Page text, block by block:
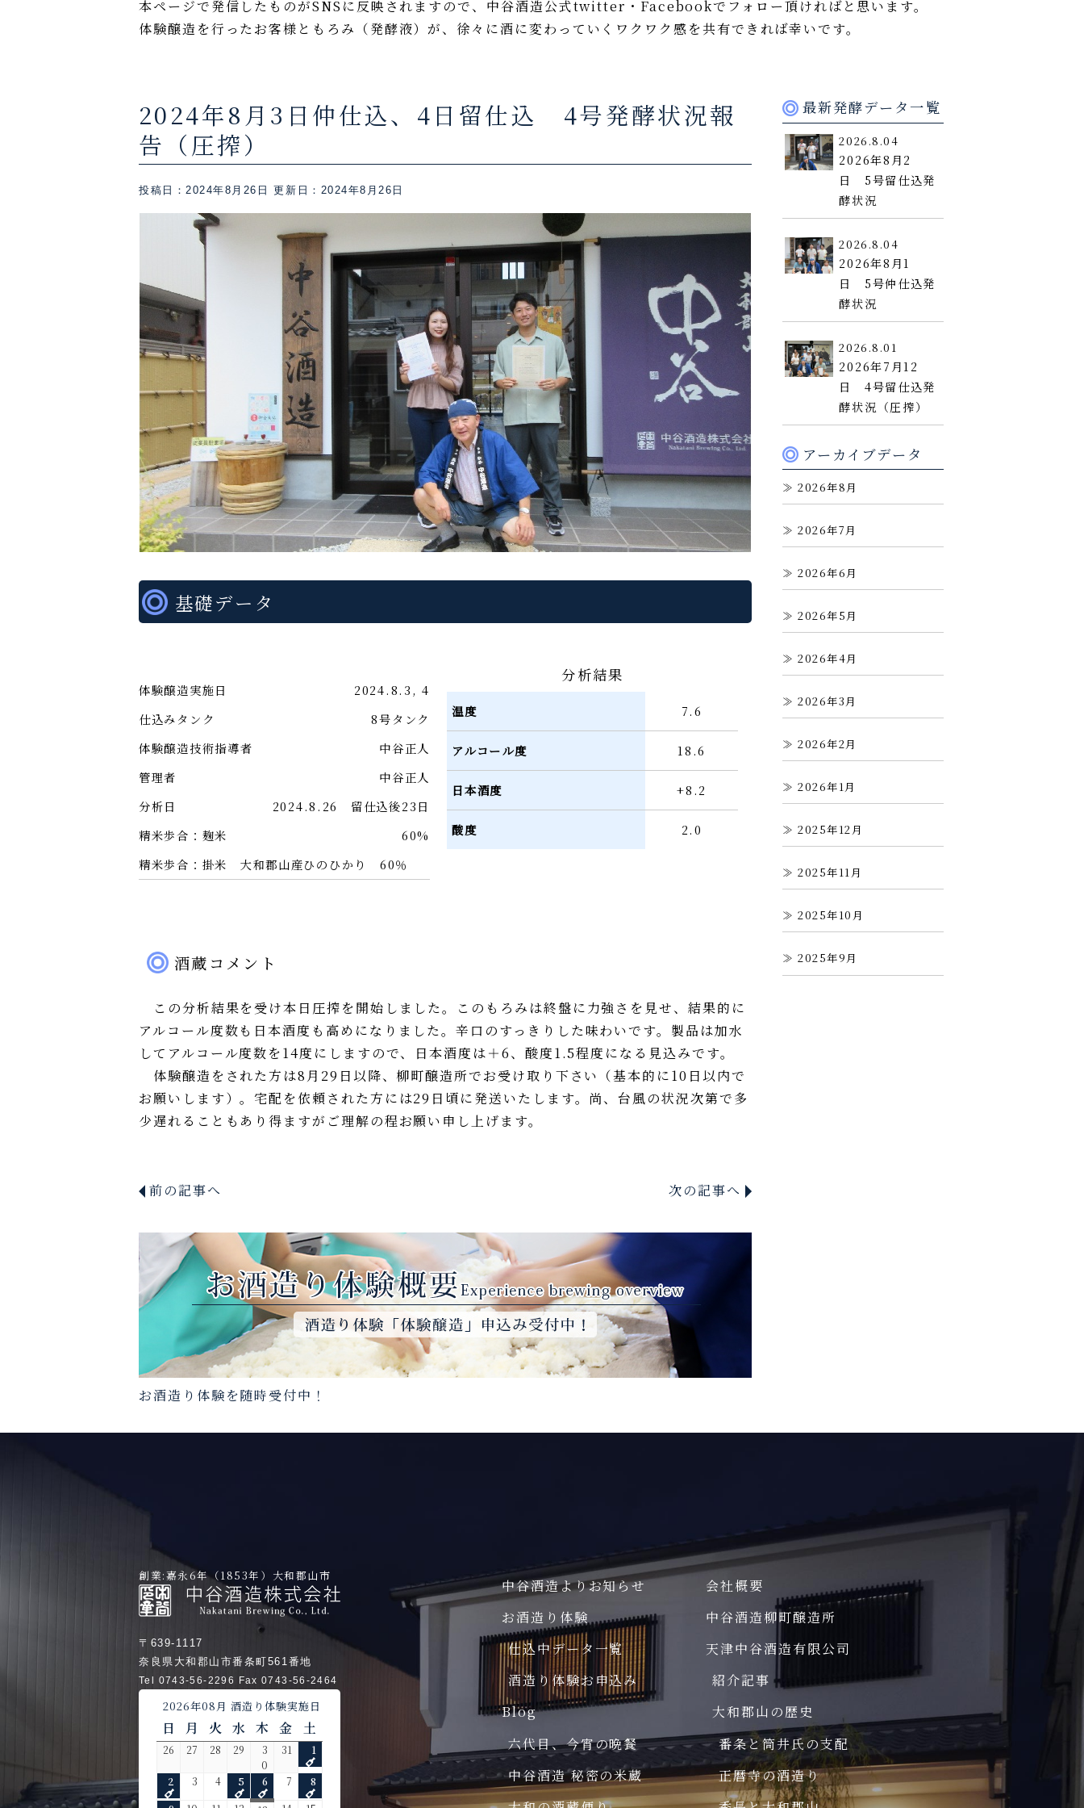
本ページで発信したものがSNSに反映されますので、中谷酒造公式twitter・Facebookでフォロー頂ければと思います。
体験醸造を行ったお客様ともろみ（発酵液）が、徐々に酒に変わっていくワクワク感を共有できれば幸いです。
2024年8月3日仲仕込、4日留仕込 4号発酵状況報
告（圧搾）
投稿日：2024年8月26日 更新日：2024年8月26日
基礎データ
体験醸造実施日
2024.8.3, 4
仕込みタンク
8号タンク
体験醸造技術指導者
中谷正人
管理者
中谷正人
分析日
2024.8.26 留仕込後23日
精米歩合：麹米
60%
精米歩合：掛米
大和郡山産ひのひかり 60％
分析結果
温度 7.6
アルコール度 18.6
日本酒度 +8.2
酸度 2.0
酒蔵コメント
この分析結果を受け本日圧搾を開始しました。このもろみは終盤に力強さを見せ、結果的に
アルコール度数も日本酒度も高めになりました。辛口のすっきりした味わいです。製品は加水
してアルコール度数を14度にしますので、日本酒度は＋6、酸度1.5程度になる見込みです。
体験醸造をされた方は8月29日以降、柳町醸造所でお受け取り下さい（基本的に10日以内で
お願いします）。宅配を依頼された方には29日頃に発送いたします。尚、台風の状況次第で多
少遅れることもあり得ますがご理解の程お願い申し上げます。
前の記事へ 次の記事へ
お酒造り体験を随時受付中！
最新発酵データ一覧
2026.8.04
2026年8月2
日 5号留仕込発
酵状況
2026.8.04
2026年8月1
日 5号仲仕込発
酵状況
2026.8.01
2026年7月12
日 4号留仕込発
酵状況（圧搾）
アーカイブデータ
2026年8月
2026年7月
2026年6月
2026年5月
2026年4月
2026年3月
2026年2月
2026年1月
2025年12月
2025年11月
2025年10月
2025年9月
中谷酒造よりお知らせ
お酒造り体験
仕込中データ一覧
酒造り体験お申込み
Blog
六代目、今宵の晩餐
中谷酒造 秘密の米蔵
会社概要
中谷酒造柳町醸造所
天津中谷酒造有限公司
紹介記事
大和郡山の歴史
番条と筒井氏の支配
正暦寺の酒造り
創業:嘉永6年（1853年）大和郡山市
〒639-1117
奈良県大和郡山市番条町561番地
Tel 0743-56-2296 Fax 0743-56-2464